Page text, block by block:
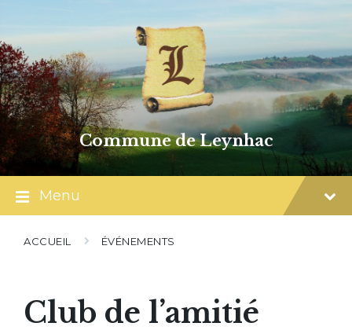
content
main
navigation
footer
Commune de Leynhac
Menu
ACCUEIL ÉVÉNEMENTS
Club de l’amitié